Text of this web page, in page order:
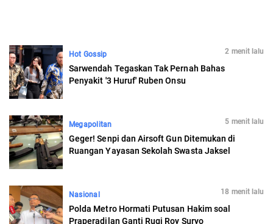
Hot Gossip 2 menit lalu
Sarwendah Tegaskan Tak Pernah Bahas
Penyakit '3 Huruf' Ruben Onsu
Megapolitan 5 menit lalu
Geger! Senpi dan Airsoft Gun Ditemukan di
Ruangan Yayasan Sekolah Swasta Jaksel
Nasional 18 menit lalu
Polda Metro Hormati Putusan Hakim soal
Praperadilan Ganti Rugi Roy Suryo